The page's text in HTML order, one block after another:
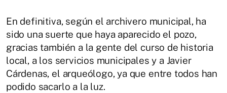
En definitiva, según el archivero municipal, ha
sido una suerte que haya aparecido el pozo,
gracias también a la gente del curso de historia
local, a los servicios municipales y a Javier
Cárdenas, el arqueólogo, ya que entre todos han
podido sacarlo a la luz.